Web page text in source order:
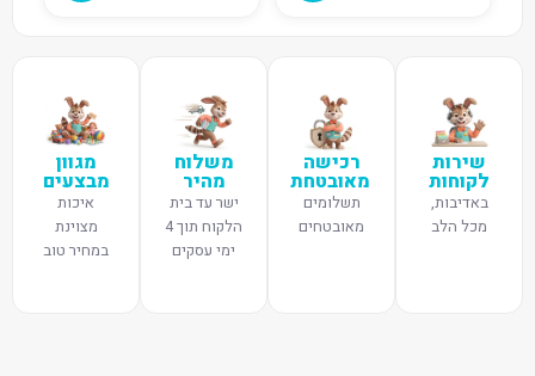
שירות
לקוחות
באדיבות,
מכל הלב
רכישה
מאובטחת
תשלומים
מאובטחים
משלוח
מהיר
ישר עד בית
הלקוח תוך 4
ימי עסקים
מגוון
מבצעים
איכות
מצוינת
במחיר טוב